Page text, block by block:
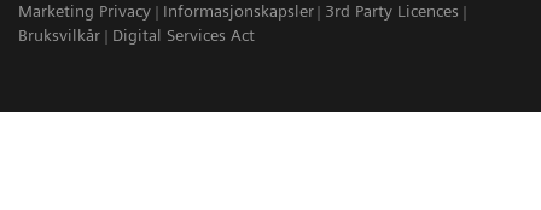
Marketing Privacy
Informasjonskapsler
3rd Party Licences
Bruksvilkår
Digital Services Act